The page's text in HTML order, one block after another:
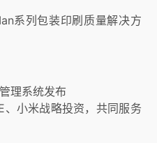
系列包装印刷质量解决方
理系统发布
、小米战略投资，共同服务